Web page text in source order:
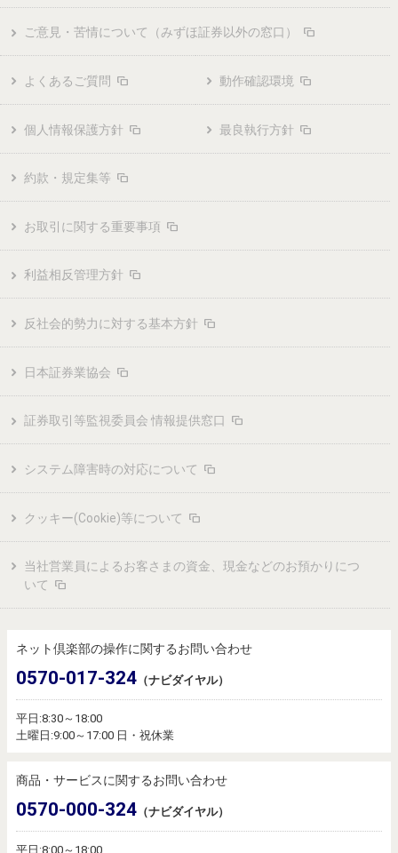
ご意見・苦情について（みずほ証券以外の窓口）
よくあるご質問 動作確認環境
個人情報保護方針 最良執行方針
約款・規定集等
お取引に関する重要事項
利益相反管理方針
反社会的勢力に対する基本方針
日本証券業協会
証券取引等監視委員会 情報提供窓口
システム障害時の対応について
クッキー(Cookie)等について
当社営業員によるお客さまの資金、現金などのお預かりにつ
いて
ネット倶楽部の操作に関するお問い合わせ
0570-017-324 （ナビダイヤル）
平日:8:30～18:00
土曜日:9:00～17:00 日・祝休業
商品・サービスに関するお問い合わせ
0570-000-324 （ナビダイヤル）
平日:8:00～18:00